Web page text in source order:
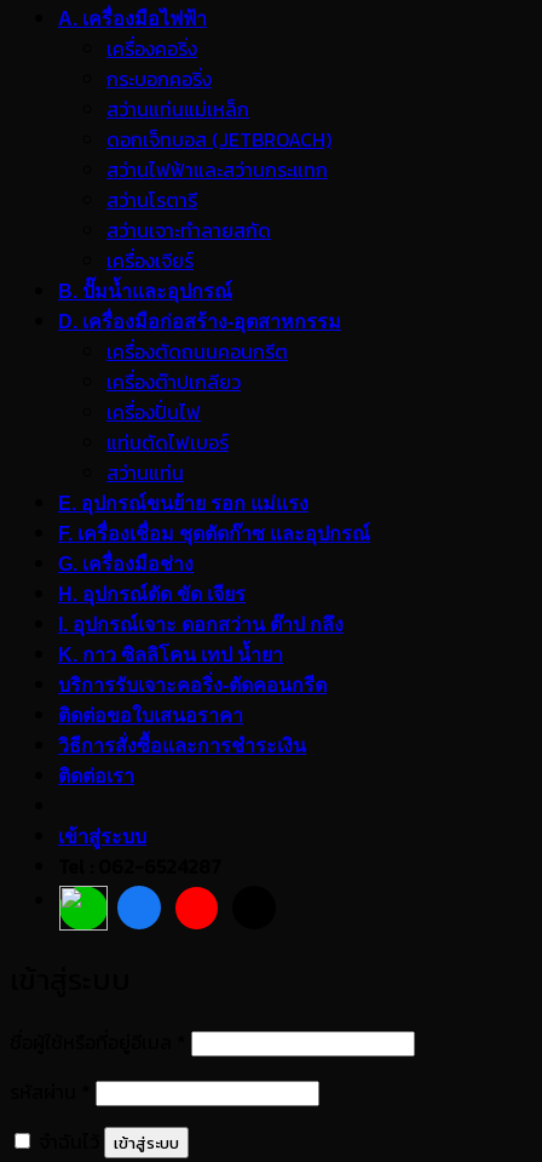
A. เครื่องมือไฟฟ้า
เครื่องคอริ่ง
กระบอกคอริ่ง
สว่านแท่นแม่เหล็ก
ดอกเจ็ทบอส (JETBROACH)
สว่านไฟฟ้าและสว่านกระแทก
สว่านโรตารี
สว่านเจาะทำลายสกัด
เครื่องเจียร์
B. ปั๊มน้ำและอุปกรณ์
D. เครื่องมือก่อสร้าง-อุตสาหกรรม
เครื่องตัดถนนคอนกรีต
เครื่องต๊าปเกลียว
เครื่องปั่นไฟ
แท่นตัดไฟเบอร์
สว่านแท่น
E. อุปกรณ์ขนย้าย รอก แม่แรง
F. เครื่องเชื่อม ชุดตัดก๊าซ และอุปกรณ์
G. เครื่องมือช่าง
H. อุปกรณ์ตัด ขัด เจียร
I. อุปกรณ์เจาะ ดอกสว่าน ต๊าป กลึง
K. กาว ซิลลิโคน เทป น้ำยา
บริการรับเจาะคอริ่ง-ตัดคอนกรีต
ติดต่อขอใบเสนอราคา
วิธีการสั่งซื้อและการชำระเงิน
ติดต่อเรา
เข้าสู่ระบบ
ต้องการ
ต้องการ
เข้าสู่ระบบ